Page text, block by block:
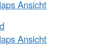
Ansicht
Ansicht